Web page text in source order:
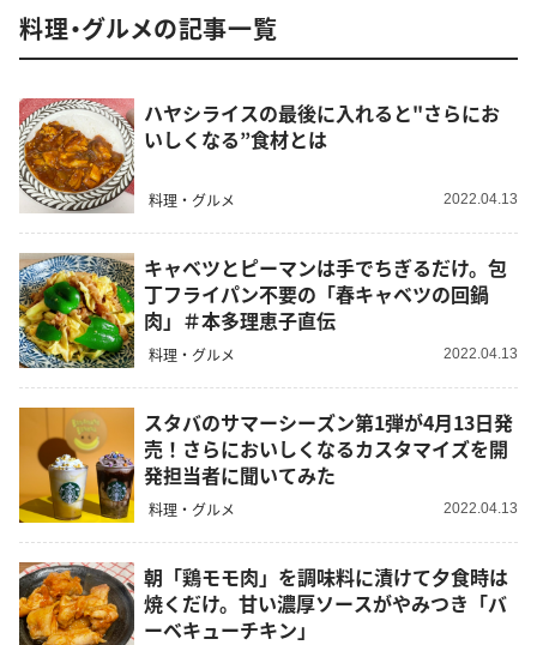
料理・グルメの記事一覧
ハヤシライスの最後に入れると"さらにお
いしくなる”食材とは
料理・グルメ 2022.04.13
キャベツとピーマンは手でちぎるだけ。包
丁フライパン不要の「春キャベツの回鍋
肉」＃本多理恵子直伝
料理・グルメ 2022.04.13
スタバのサマーシーズン第1弾が4月13日発
売！さらにおいしくなるカスタマイズを開
発担当者に聞いてみた
料理・グルメ 2022.04.13
朝「鶏モモ肉」を調味料に漬けて夕食時は
焼くだけ。甘い濃厚ソースがやみつき「バ
ーベキューチキン」